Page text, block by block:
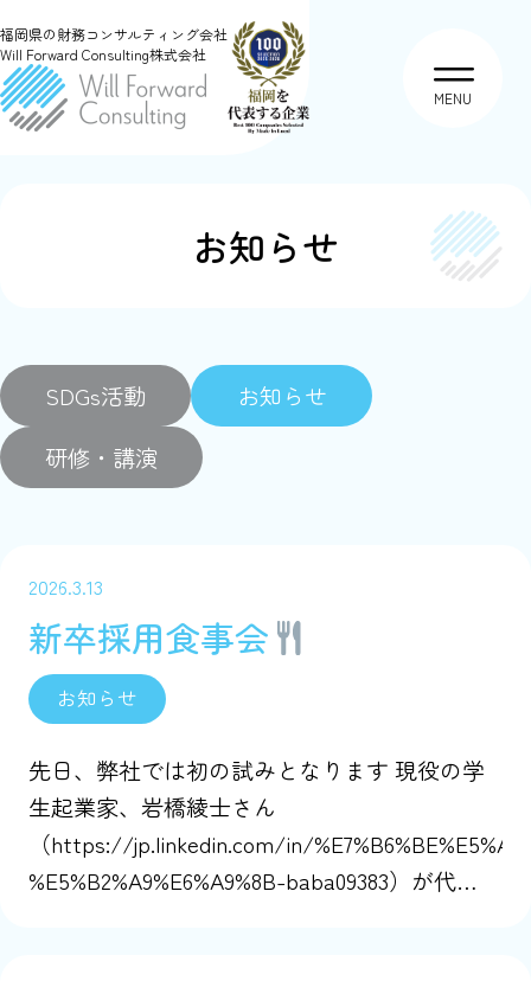
福岡県の財務コンサルティング会社
Will Forward Consulting株式会社
MENU
お知らせ
SDGs活動
お知らせ
研修・講演
2026.3.13
新卒採用食事会
お知らせ
先日、弊社では初の試みとなります 現役の学
生起業家、岩橋綾士さん
（https://jp.linkedin.com/in/
%E5%B2%A9%E6%A9%8B-baba09383）が代…